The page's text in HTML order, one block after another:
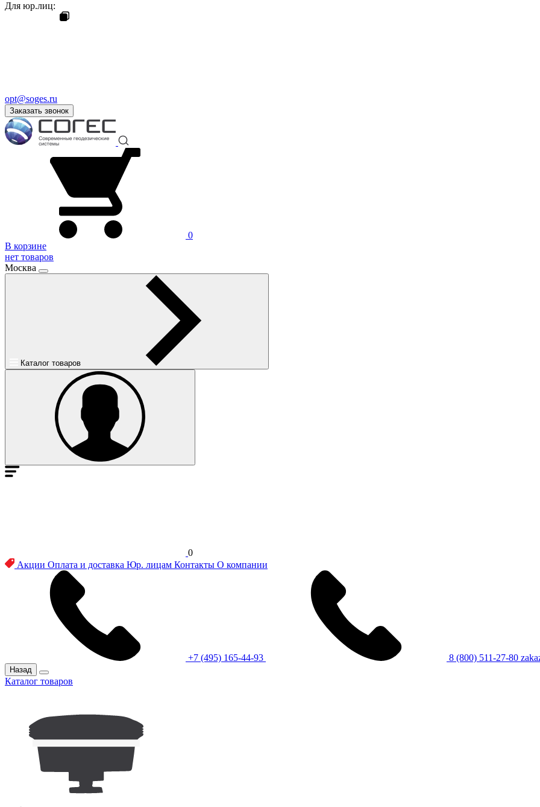
Для юр.лиц:
opt@soges.ru
Заказать звонок
0
В корзине
нет товаров
Москва
Каталог товаров
0
Акции Оплата и доставка Юр. лицам Контакты О компании
+7 (495) 165-44-93 8 (800) 511-27-80
Назад
Каталог товаров